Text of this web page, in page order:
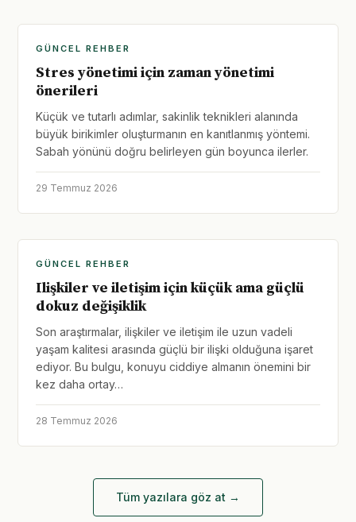
GÜNCEL REHBER
Stres yönetimi için zaman yönetimi
önerileri
Küçük ve tutarlı adımlar, sakinlik teknikleri alanında
büyük birikimler oluşturmanın en kanıtlanmış yöntemi.
Sabah yönünü doğru belirleyen gün boyunca ilerler.
29 Temmuz 2026
GÜNCEL REHBER
Ilişkiler ve iletişim için küçük ama güçlü
dokuz değişiklik
Son araştırmalar, ilişkiler ve iletişim ile uzun vadeli
yaşam kalitesi arasında güçlü bir ilişki olduğuna işaret
ediyor. Bu bulgu, konuyu ciddiye almanın önemini bir
kez daha ortay…
28 Temmuz 2026
Tüm yazılara göz at →